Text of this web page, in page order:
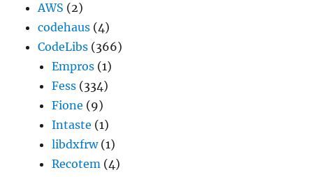
AWS (2)
codehaus (4)
CodeLibs (366)
Empros (1)
Fess (334)
Fione (9)
Intaste (1)
libdxfrw(1)
Recotem (4)